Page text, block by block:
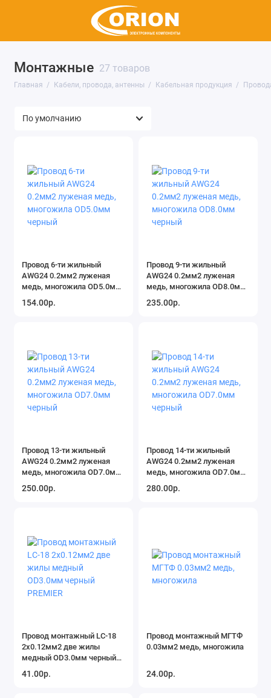
Монтажные 27 товаров
Главная Кабели, провода, антенны Кабельная продукция
Антенны
Кабельная продукция
Показать все
Провод 6-ти жильный
AWG24 0.2мм2 луженая
медь, многожила OD5.0мм
154.00р.
Провод 9-ти жильный
AWG24 0.2мм2 луженая
медь, многожила OD8.0мм
235.00р.
Провод 13-ти жильный
AWG24 0.2мм2 луженая
медь, многожила OD7.0мм
250.00р.
Провод 14-ти жильный
AWG24 0.2мм2 луженая
медь, многожила OD7.0мм
280.00р.
Провод монтажный LC-18
2x0.12мм2 две жилы
медный OD3.0мм черный
41.00р.
Провод монтажный МГТФ
0.03мм2 медь, многожила
24.00р.